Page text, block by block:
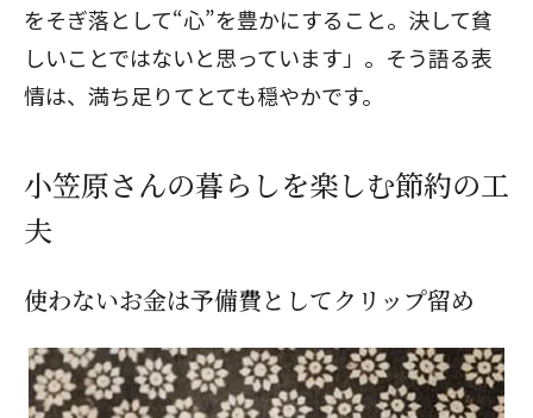
をそぎ落として“心”を豊かにすること。決して貧
しいことではないと思っています」。そう語る表
情は、満ち足りてとても穏やかです。
小笠原さんの暮らしを楽しむ節約の工
夫
使わないお金は予備費としてクリップ留め